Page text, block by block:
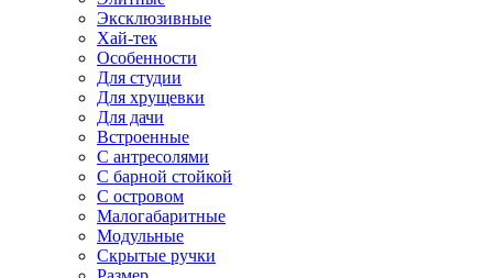
Эксклюзивные
Хай-тек
Особенности
Для студии
Для хрущевки
Для дачи
Встроенные
С антресолями
С барной стойкой
С островом
Малогабаритные
Модульные
Скрытые ручки